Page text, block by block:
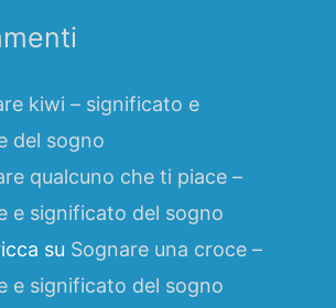
kiwi – significato e
del sogno
qualcuno che ti piace –
e significato del sogno
su Sognare una croce –
e significato del sogno